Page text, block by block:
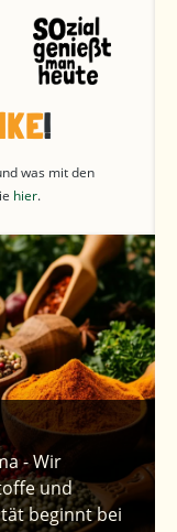
!
was mit den
hier.
- Wir
und
beginnt bei